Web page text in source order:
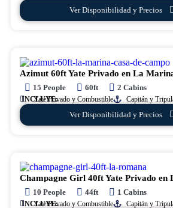
Ver Disponibilidad y Precios
Azimut 60ft Yate Privado en La
15 People 60ft 2 Cabins
INCLUYE:
Yate Privado y Combustible Capitán y
Ver Disponibilidad y Precios
Champagne Girl 40ft Yate Privado en
10 People 44ft 1 Cabins
INCLUYE:
Yate Privado y Combustible Capitán y